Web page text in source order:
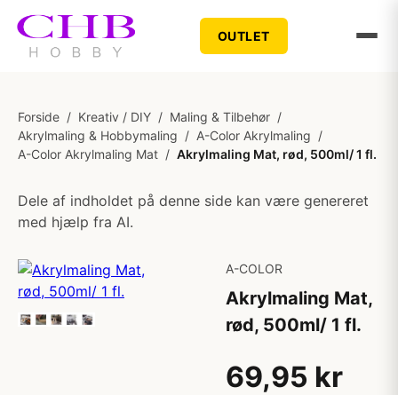
OUTLET
Forside / Kreativ / DIY / Maling & Tilbehør /
Akrylmaling & Hobbymaling / A-Color Akrylmaling /
A-Color Akrylmaling Mat / Akrylmaling Mat, rød, 500ml/ 1 fl.
Dele af indholdet på denne side kan være genereret
med hjælp fra AI.
A-COLOR
Akrylmaling Mat,
rød, 500ml/ 1 fl.
69,95 kr